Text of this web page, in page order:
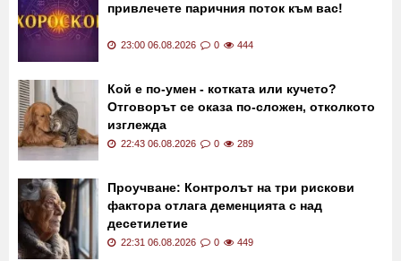
привлечете паричния поток към вас!
23:00 06.08.2026 0 444
Кой е по-умен - котката или кучето?
Отговорът се оказа по-сложен, отколкото
изглежда
22:43 06.08.2026 0 289
Проучване: Контролът на три рискови
фактора отлага деменцията с над
десетилетие
22:31 06.08.2026 0 449